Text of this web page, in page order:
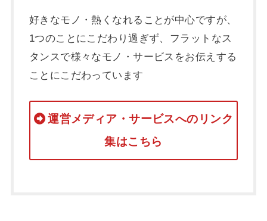
好きなモノ・熱くなれることが中心ですが、
1つのことにこだわり過ぎず、フラットなス
タンスで様々なモノ・サービスをお伝えする
ことにこだわっています
運営メディア・サービスへのリンク
集はこちら